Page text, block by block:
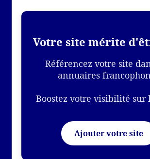
Votre site mérite
Référencez votre site
annuaires
Boostez votre visibilité sur
Ajouter votre site